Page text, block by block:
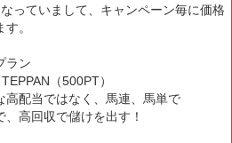
っていまして、キャンペーン毎に価格
。
ラン
（500PT）
高配当ではなく、馬連、馬単で
、高回収で儲けを出す！